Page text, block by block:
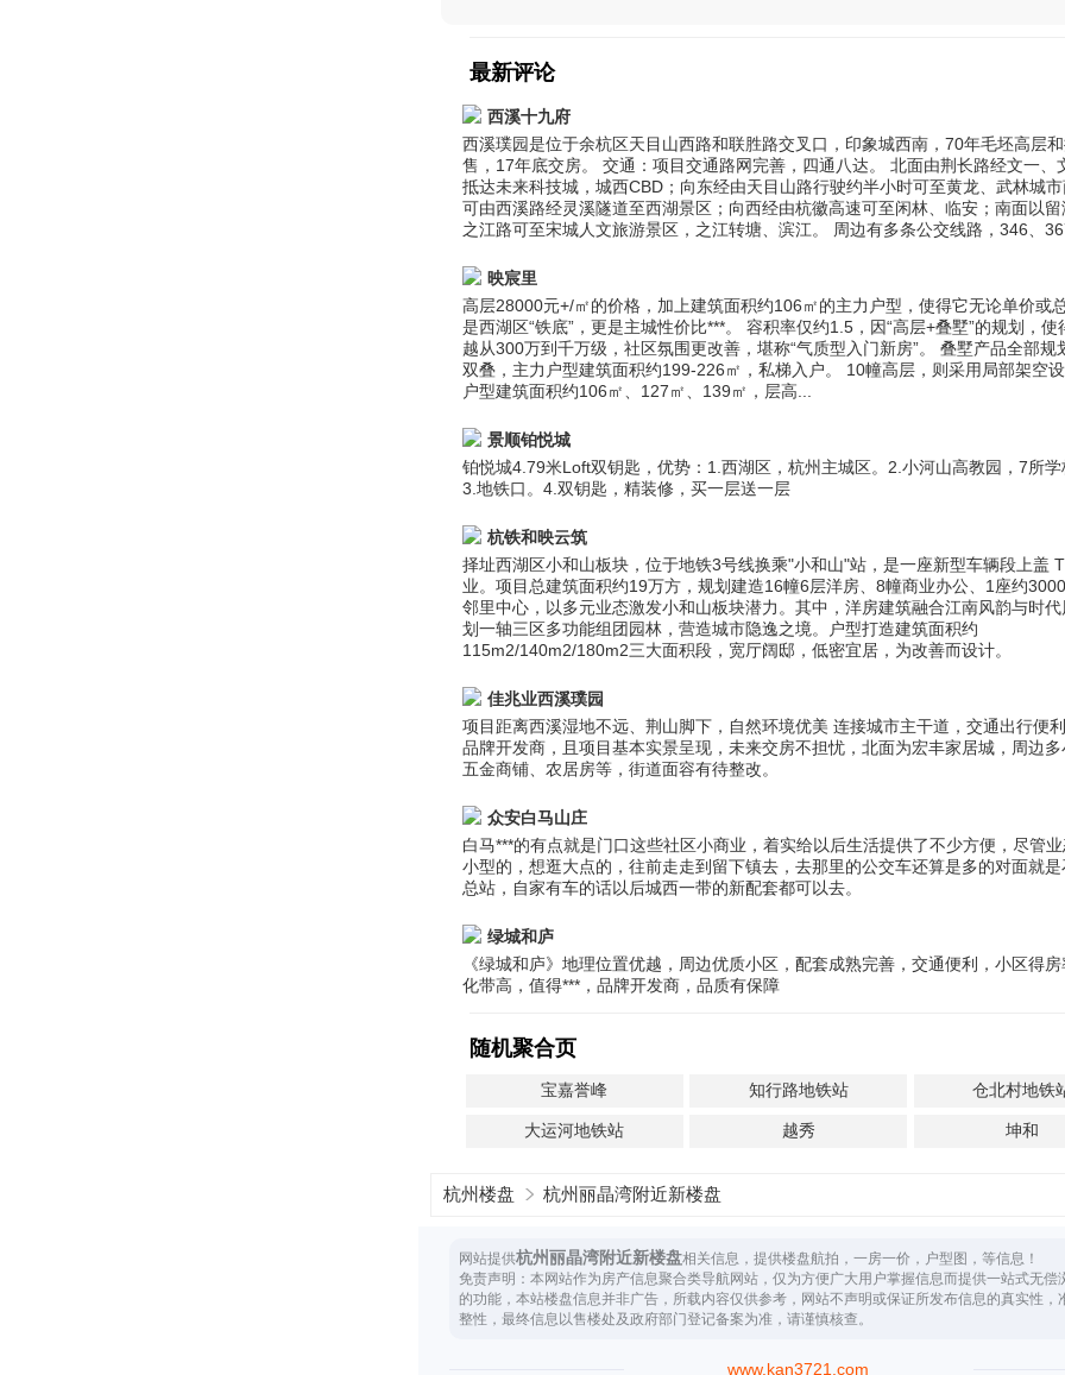
最新评论
西溪十九府
西溪璞园是位于余杭区天目山西路和联胜路交叉口，印象城西南，70年毛坯高层
售，17年底交房。 交通：项目交通路网完善，四通八达。 北面由荆长路经文一、
抵达未来科技城，城西CBD；向东经由天目山路行驶约半小时可至黄龙、武林城
可由西溪路经灵溪隧道至西湖景区；向西经由杭徽高速可至闲林、临安；南面以
之江路可至宋城人文旅游景区，之江转塘、滨江。 周边有多条公交线路，346、
映宸里
高层28000元+/㎡的价格，加上建筑面积约106㎡的主力户型，使得它无论单价或
是西湖区“铁底”，更是主城性价比***。 容积率仅约1.5，因“高层+叠墅”的规划，使
越从300万到千万级，社区氛围更改善，堪称“气质型入门新房”。 叠墅产品全部规
双叠，主力户型建筑面积约199-226㎡，私梯入户。 10幢高层，则采用局部架空
户型建筑面积约106㎡、127㎡、139㎡，层高...
景顺铂悦城
铂悦城4.79米Loft双钥匙，优势：1.西湖区，杭州主城区。2.小河山高教园，7所
3.地铁口。4.双钥匙，精装修，买一层送一层
杭铁和映云筑
择址西湖区小和山板块，位于地铁3号线换乘"小和山"站，是一座新型车辆段上盖
业。项目总建筑面积约19万方，规划建造16幢6层洋房、8幢商业办公、1座约
邻里中心，以多元业态激发小和山板块潜力。其中，洋房建筑融合江南风韵与时
划一轴三区多功能组团园林，营造城市隐逸之境。户型打造建筑面积约
115m2/140m2/180m2三大面积段，宽厅阔邸，低密宜居，为改善而设计。
佳兆业西溪璞园
项目距离西溪湿地不远、荆山脚下，自然环境优美 连接城市主干道，交通出行便
品牌开发商，且项目基本实景呈现，未来交房不担忧，北面为宏丰家居城，周边
五金商铺、农居房等，街道面容有待整改。
众安白马山庄
白马***的有点就是门口这些社区小商业，着实给以后生活提供了不少方便，尽管
小型的，想逛大点的，往前走走到留下镇去，去那里的公交车还算是多的对面就
总站，自家有车的话以后城西一带的新配套都可以去。
绿城和庐
《绿城和庐》地理位置优越，周边优质小区，配套成熟完善，交通便利，小区得
化带高，值得***，品牌开发商，品质有保障
随机聚合页
宝嘉誉峰 知行路地铁站 仓北村地铁
大运河地铁站 越秀 坤和
杭州楼盘 杭州丽晶湾附近新楼盘
网站提供杭州丽晶湾附近新楼盘相关信息，提供楼盘航拍，一房一价，户型图，等信息！
免责声明：本网站作为房产信息聚合类导航网站，仅为方便广大用户掌握信息而提供一站式无偿
的功能，本站楼盘信息并非广告，所载内容仅供参考，网站不声明或保证所发布信息的真实性，
整性，最终信息以售楼处及政府部门登记备案为准，请谨慎核查。
www.kan3721.com